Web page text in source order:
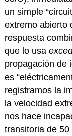
un simple
extremo abierto
respuesta
que lo usa
propagación de
es
registramos la
la velocidad
nos hace
transitoria de